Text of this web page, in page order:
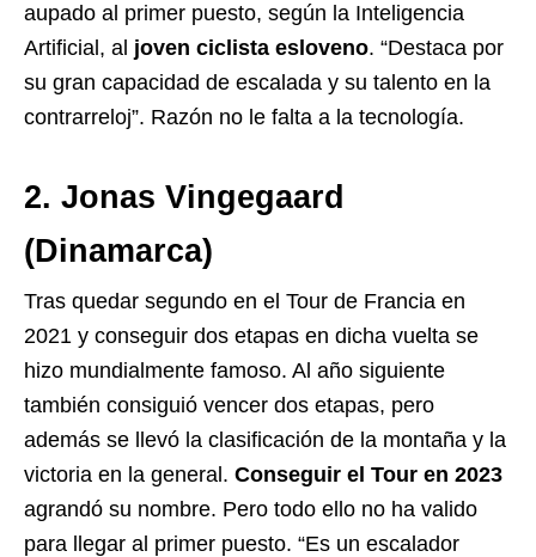
aupado al primer puesto, según la Inteligencia
Artificial, al joven ciclista esloveno. “Destaca por
su gran capacidad de escalada y su talento en la
contrarreloj”. Razón no le falta a la tecnología.
2. Jonas Vingegaard
(Dinamarca)
Tras quedar segundo en el Tour de Francia en
2021 y conseguir dos etapas en dicha vuelta se
hizo mundialmente famoso. Al año siguiente
también consiguió vencer dos etapas, pero
además se llevó la clasificación de la montaña y la
victoria en la general. Conseguir el Tour en 2023
agrandó su nombre. Pero todo ello no ha valido
para llegar al primer puesto. “Es un escalador